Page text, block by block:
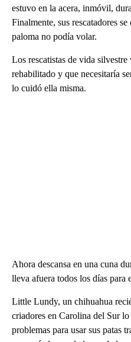
estuvo en la acera, inmóvil,
Finalmente, sus rescatadores
paloma no podía volar.
Los rescatistas de vida
rehabilitado y que necesitaría
lo cuidó ella misma.
Ahora descansa en una cuna
lleva afuera todos los días para
Little Lundy, un chihuahua
criadores en Carolina del Sur
problemas para usar sus patas